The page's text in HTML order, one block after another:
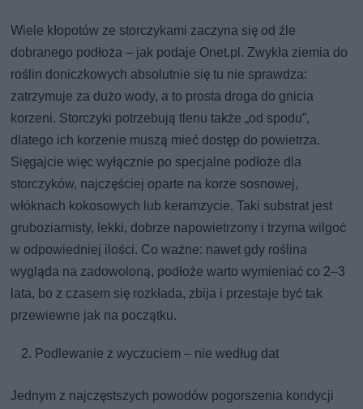
Wiele kłopotów ze storczykami zaczyna się od źle
dobranego podłoża – jak podaje Onet.pl. Zwykła ziemia do
roślin doniczkowych absolutnie się tu nie sprawdza:
zatrzymuje za dużo wody, a to prosta droga do gnicia
korzeni. Storczyki potrzebują tlenu także „od spodu”,
dlatego ich korzenie muszą mieć dostęp do powietrza.
Sięgajcie więc wyłącznie po specjalne podłoże dla
storczyków, najczęściej oparte na korze sosnowej,
włóknach kokosowych lub keramzycie. Taki substrat jest
gruboziarnisty, lekki, dobrze napowietrzony i trzyma wilgoć
w odpowiedniej ilości. Co ważne: nawet gdy roślina
wygląda na zadowoloną, podłoże warto wymieniać co 2–3
lata, bo z czasem się rozkłada, zbija i przestaje być tak
przewiewne jak na początku.
Podlewanie z wyczuciem – nie według dat
Jednym z najczęstszych powodów pogorszenia kondycji